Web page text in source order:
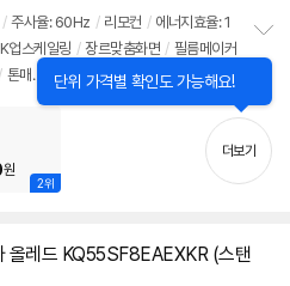
/ 주사율: 60Hz / 리모컨 / 에너지효율: 1
업스케일링 / 장르맞춤화면 / 필름메이커
/ 톤매
/ 웹OS 26 / HDMI(전체): 2개
정
펼
기
2위
원
더보기
올레드 KQ55SF8EAEXKR (스탠